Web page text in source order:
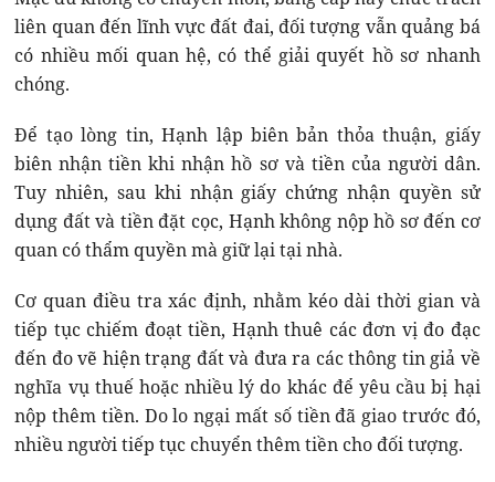
liên quan đến lĩnh vực đất đai, đối tượng vẫn quảng bá
có nhiều mối quan hệ, có thể giải quyết hồ sơ nhanh
chóng.
Để tạo lòng tin, Hạnh lập biên bản thỏa thuận, giấy
biên nhận tiền khi nhận hồ sơ và tiền của người dân.
Tuy nhiên, sau khi nhận giấy chứng nhận quyền sử
dụng đất và tiền đặt cọc, Hạnh không nộp hồ sơ đến cơ
quan có thẩm quyền mà giữ lại tại nhà.
Cơ quan điều tra xác định, nhằm kéo dài thời gian và
tiếp tục chiếm đoạt tiền, Hạnh thuê các đơn vị đo đạc
đến đo vẽ hiện trạng đất và đưa ra các thông tin giả về
nghĩa vụ thuế hoặc nhiều lý do khác để yêu cầu bị hại
nộp thêm tiền. Do lo ngại mất số tiền đã giao trước đó,
nhiều người tiếp tục chuyển thêm tiền cho đối tượng.